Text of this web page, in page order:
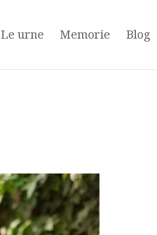
Le urne Memorie Blog